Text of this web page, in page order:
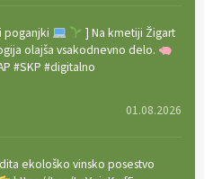
poganjki
] Na kmetiji Žigart
olajša vsakodnevno delo.
#SKP #digitalno
01.08.2026
ekološko vinsko posestvo